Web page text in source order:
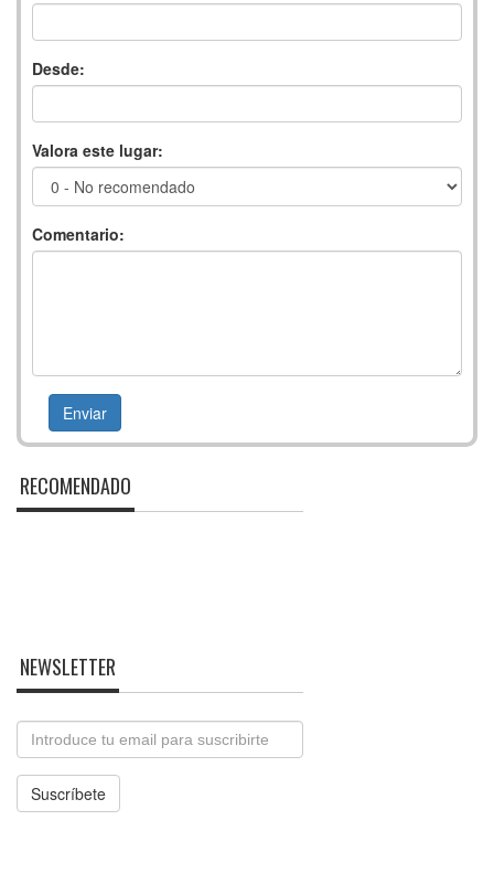
Desde:
Valora este lugar:
Comentario:
RECOMENDADO
NEWSLETTER
Email
Suscríbete